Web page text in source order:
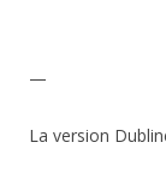
—
La version